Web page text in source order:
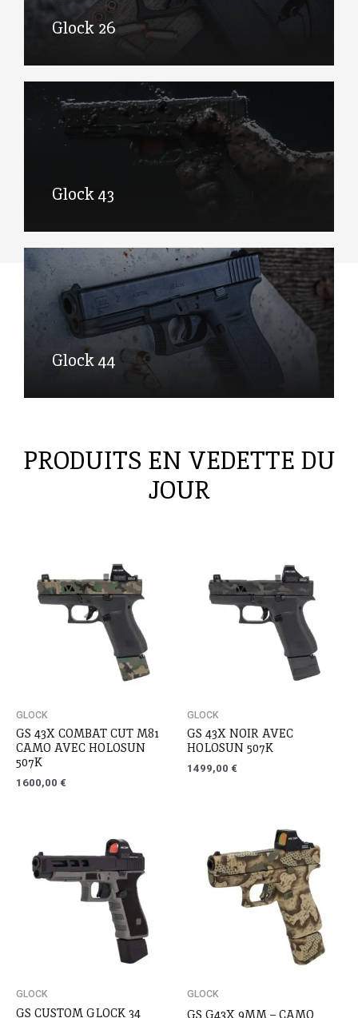
Glock 26
Glock 43
Glock 44
PRODUITS EN VEDETTE DU
JOUR
GLOCK
GS 43X COMBAT CUT M81
CAMO AVEC HOLOSUN
507K
1600,00 €
GLOCK
GS 43X NOIR AVEC
HOLOSUN 507K
1499,00 €
GLOCK
GS CUSTOM GLOCK 34
GLOCK
GS G43X 9MM – CAMO